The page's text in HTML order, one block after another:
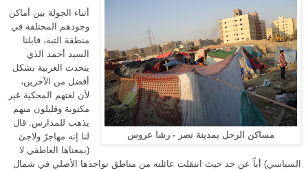
مساكن الرحل بمدينة نصر - رشا عروس
أثناء الجولة بين أماكن
وجودهم المختلفة في
منطقة التبة، قابلنا
السيد أحمد الذي
يتحدث العربية بشكل
أفضل من الآخرين،
لأن لغتهم المحكية غير
مكتوبة وقليلون منهم
يذهب للمدارس قال
لنا إنه مهاجرّ ولاجئ
(بمعناها العاطفي لا
السياسي) أباً عن جد حيث انتقلت عائلته من مناطق تواجدها الأصلي في شمال